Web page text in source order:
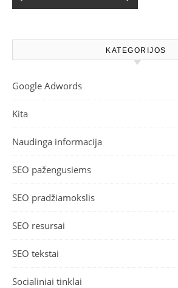
KATEGORIJOS
Google Adwords
Kita
Naudinga informacija
SEO pažengusiems
SEO pradžiamokslis
SEO resursai
SEO tekstai
Socialiniai tinklai